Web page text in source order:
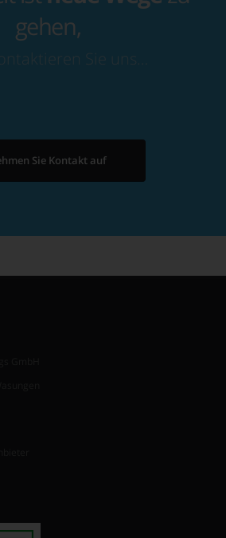
gehen,
Sie uns…
Sie Kontakt auf